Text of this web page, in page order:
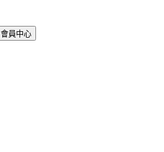
會員中心